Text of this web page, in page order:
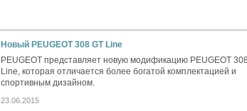
Новый PEUGEOT 308 GT Line
PEUGEOT представляет новую модификацию PEUGEOT
Line, которая отличается более богатой комплектацией и
спортивным дизайном.
23.06.2015